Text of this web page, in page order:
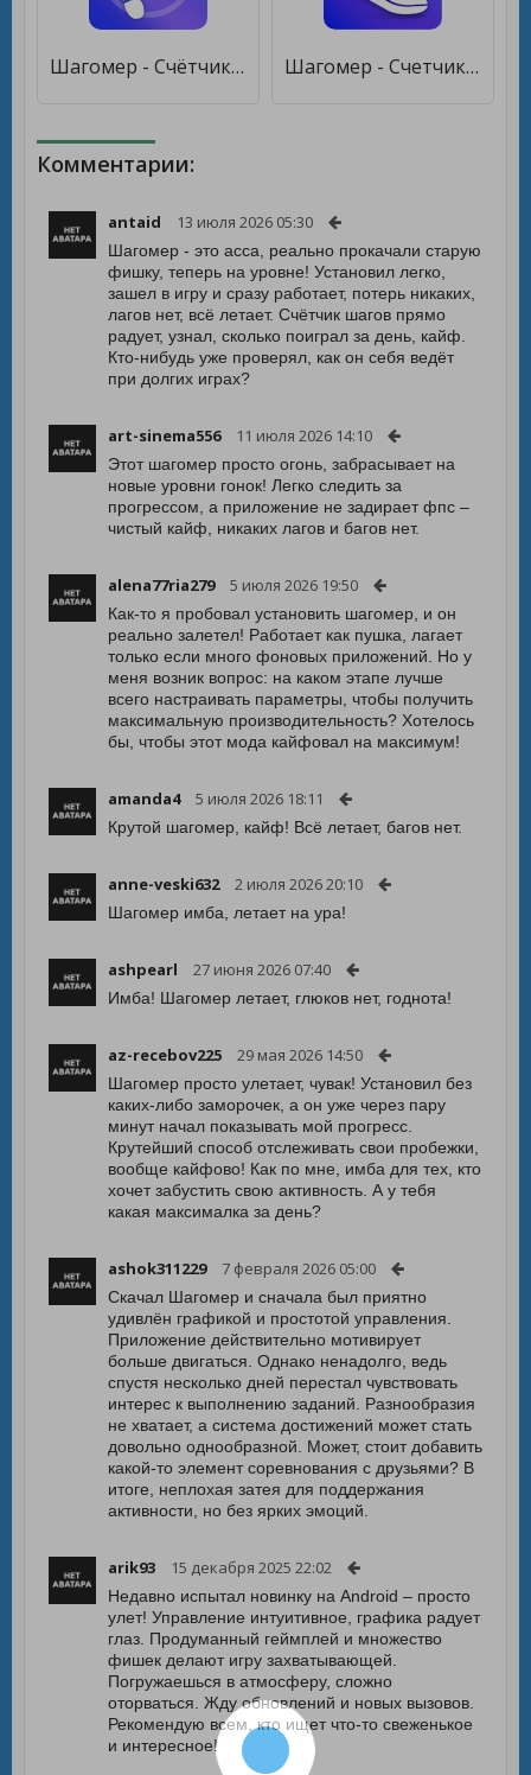
Шагомер - Cчётчик Шагов & Cчётчик Калорий [Premium] Шагомер - Счетчик Шагов и Калорий [Полная версия]
Комментарии:
antaid 13 июля 2026 05:30
Шагомер - это асса, реально прокачали старую
фишку, теперь на уровне! Установил легко,
зашел в игру и сразу работает, потерь никаких,
лагов нет, всё летает. Счётчик шагов прямо
радует, узнал, сколько поиграл за день, кайф.
Кто-нибудь уже проверял, как он себя ведёт
при долгих играх?
art-sinema556 11 июля 2026 14:10
Этот шагомер просто огонь, забрасывает на
новые уровни гонок! Легко следить за
прогрессом, а приложение не задирает фпс –
чистый кайф, никаких лагов и багов нет.
alena77ria279 5 июля 2026 19:50
Как-то я пробовал установить шагомер, и он
реально залетел! Работает как пушка, лагает
только если много фоновых приложений. Но у
меня возник вопрос: на каком этапе лучше
всего настраивать параметры, чтобы получить
максимальную производительность? Хотелось
бы, чтобы этот мода кайфовал на максимум!
amanda4 5 июля 2026 18:11
Крутой шагомер, кайф! Всё летает, багов нет.
anne-veski632 2 июля 2026 20:10
Шагомер имба, летает на ура!
ashpearl 27 июня 2026 07:40
Имба! Шагомер летает, глюков нет, годнота!
az-recebov225 29 мая 2026 14:50
Шагомер просто улетает, чувак! Установил без
каких-либо заморочек, а он уже через пару
минут начал показывать мой прогресс.
Крутейший способ отслеживать свои пробежки,
вообще кайфово! Как по мне, имба для тех, кто
хочет забустить свою активность. А у тебя
какая максималка за день?
ashok311229 7 февраля 2026 05:00
Скачал Шагомер и сначала был приятно
удивлён графикой и простотой управления.
Приложение действительно мотивирует
больше двигаться. Однако ненадолго, ведь
спустя несколько дней перестал чувствовать
интерес к выполнению заданий. Разнообразия
не хватает, а система достижений может стать
довольно однообразной. Может, стоит добавить
какой-то элемент соревнования с друзьями? В
итоге, неплохая затея для поддержания
активности, но без ярких эмоций.
arik93 15 декабря 2025 22:02
Недавно испытал новинку на Android – просто
улет! Управление интуитивное, графика радует
глаз. Продуманный геймплей и множество
фишек делают игру захватывающей.
Погружаешься в атмосферу, сложно
оторваться. Жду обновлений и новых вызовов.
Рекомендую всем, кто ищет что-то свеженькое
и интересное!